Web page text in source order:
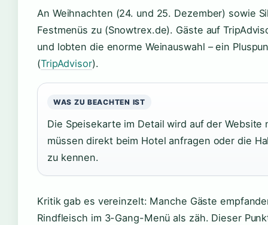
An Weihnachten (24. und 25. Dezember) sowie
Festmenüs zu (Snowtrex.de). Gäste auf
und lobten die enorme Weinauswahl – ein
(TripAdvisor).
WAS ZU BEACHTEN IST
Die Speisekarte im Detail wird auf der
müssen direkt beim Hotel anfragen oder die
zu kennen.
Kritik gab es vereinzelt: Manche Gäste
Rindfleisch im 3-Gang-Menü als zäh. Dieser